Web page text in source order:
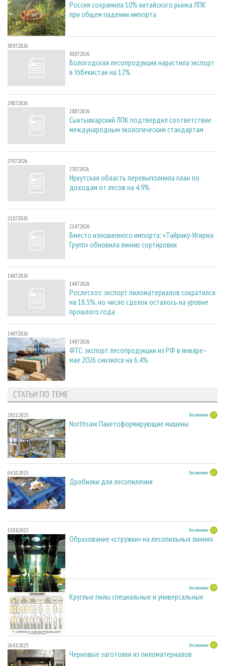
Россия сохранила 10% китайского рынка ЛПК
при общем падении импорта
30.07.2026
30.07.2026
Вологодская лесопродукция нарастила экспорт
в Узбекистан на 12%
28.07.2026
28.07.2026
Сыктывкарский ЛПК подтвердил соответствие
международным экологическим стандартам
27.07.2026
27.07.2026
Иркутская область перевыполнила план по
доходам от лесов на 4,9%
21.07.2026
21.07.2026
Вместо изношенного импорта: «Тайрику-Игирма
Групп» обновила линию сортировки
14.07.2026
14.07.2026
Рослесхоз: экспорт пиломатериалов сократился
на 18,5%, но число сделок осталось на уровне
прошлого года
14.07.2026
14.07.2026
ФТС: экспорт лесопродукции из РФ в январе–
мае 2026 снизился на 6,4%
СТАТЬИ ПО ТЕМЕ
28.11.2025 Лесопиление
Northsaw. Пакетоформирующие машины
04.10.2025 Лесопиление
Дробилки для лесопиления
15.08.2025 Лесопиление
Образование «стружки» на лесопильных линиях
27.05.2025 Лесопиление
Круглые пилы специальные и универсальные
26.03.2025 Лесопиление
Черновые заготовки из пиломатериалов